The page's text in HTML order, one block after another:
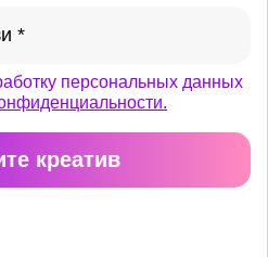
персональных данных
креатив